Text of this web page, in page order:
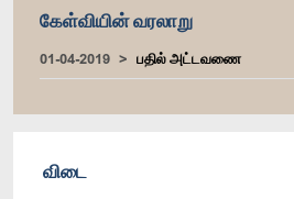
கேள்வியின் வரலாறு
01-04-2019 பதில் அட்டவணை
விடை